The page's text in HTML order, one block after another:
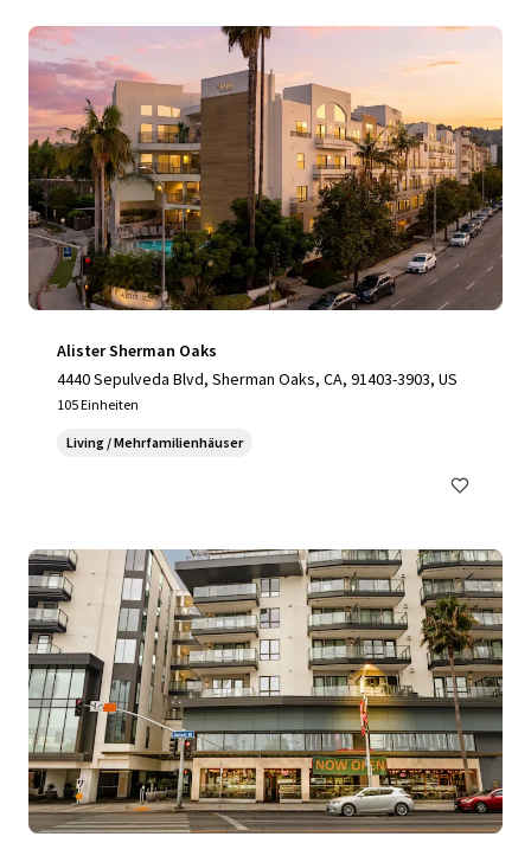
Alister Sherman Oaks
4440 Sepulveda Blvd, Sherman Oaks, CA, 91403-3903, US
105 Einheiten
Living / Mehrfamilienhäuser